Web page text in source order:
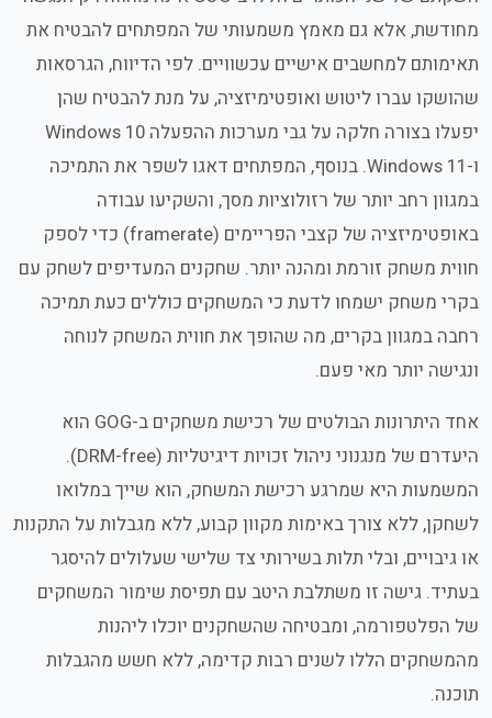
מחודשת, אלא גם מאמץ משמעותי של המפתחים להבטיח את
תאימותם למחשבים אישיים עכשוויים. לפי הדיווח, הגרסאות
שהושקו עברו ליטוש ואופטימיזציה, על מנת להבטיח שהן
יפעלו בצורה חלקה על גבי מערכות ההפעלה Windows 10
ו-Windows 11. בנוסף, המפתחים דאגו לשפר את התמיכה
במגוון רחב יותר של רזולוציות מסך, והשקיעו עבודה
באופטימיזציה של קצבי הפריימים (framerate) כדי לספק
חווית משחק זורמת ומהנה יותר. שחקנים המעדיפים לשחק עם
בקרי משחק ישמחו לדעת כי המשחקים כוללים כעת תמיכה
רחבה במגוון בקרים, מה שהופך את חווית המשחק לנוחה
ונגישה יותר מאי פעם.
אחד היתרונות הבולטים של רכישת משחקים ב-GOG הוא
היעדרם של מנגנוני ניהול זכויות דיגיטליות (DRM-free
).
המשמעות היא שמרגע רכישת המשחק, הוא שייך במלואו
לשחקן, ללא צורך באימות מקוון קבוע, ללא מגבלות על התקנות
או גיבויים, ובלי תלות בשירותי צד שלישי שעלולים להיסגר
בעתיד. גישה זו משתלבת היטב עם תפיסת שימור המשחקים
של הפלטפורמה, ומבטיחה שהשחקנים יוכלו ליהנות
מהמשחקים הללו לשנים רבות קדימה, ללא חשש מהגבלות
תוכנה.